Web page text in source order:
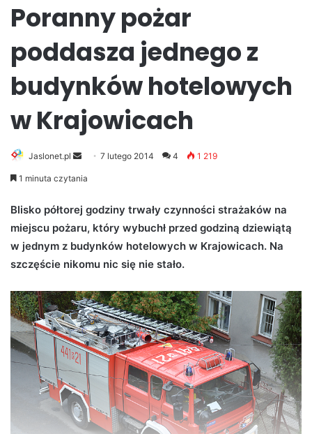
Poranny pożar
poddasza jednego z
budynków hotelowych
w Krajowicach
Jaslonet.pl
e
d
a
a
i
l
7 lutego 2014 4 1 219
1 minuta czytania
Blisko półtorej godziny trwały czynności strażaków na
miejscu pożaru, który wybuchł przed godziną dziewiątą
w jednym z budynków hotelowych w Krajowicach. Na
szczęście nikomu nic się nie stało.